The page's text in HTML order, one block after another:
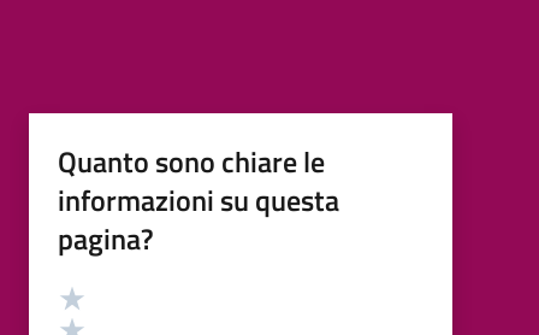
Quanto sono chiare le
informazioni su questa
pagina?
Valutazione